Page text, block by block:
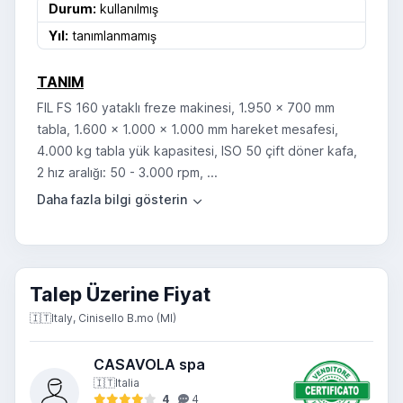
Durum: kullanılmış
Yıl: tanımlanmamış
TANIM
FIL FS 160 yataklı freze makinesi, 1.950 x 700 mm
tabla, 1.600 x 1.000 x 1.000 mm hareket mesafesi,
4.000 kg tabla yük kapasitesi, ISO 50 çift döner kafa,
2 hız aralığı: 50 - 3.000 rpm, ...
Talep Üzerine Fiyat
🇮🇹Italy, Cinisello B.mo (MI)
CASAVOLA spa
🇮🇹Italia
4
4